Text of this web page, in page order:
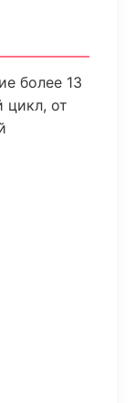
более 13
цикл, от